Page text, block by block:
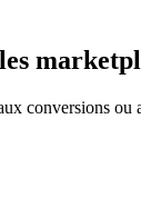
conversions